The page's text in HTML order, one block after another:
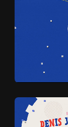
A C
R O
CIN